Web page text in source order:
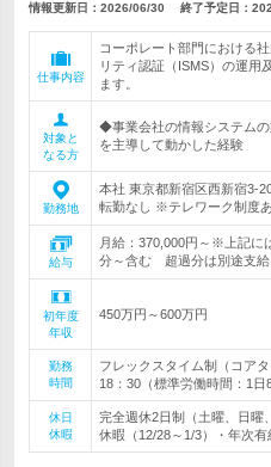
情報更新日：2026/06/30 終了予定日：
仕事内容
コーポレート部門における
リティ認証（ISMS）の運用
ます。
対象と
なる方
◆事業会社の情報システム
を主導して動かした経験
勤務地
本社 東京都新宿区西新宿3-
転勤なし ※テレワーク制度
給与
月給：370,000円～※上記に
分～含む 超過分は別途支
初年度
年収
450万円～600万円
勤務
時間
フレックスタイム制（コア
18：30（標準労働時間：1日
休日
休暇
完全週休2日制（土曜、日曜
休暇（12/28～1/3）・年次有